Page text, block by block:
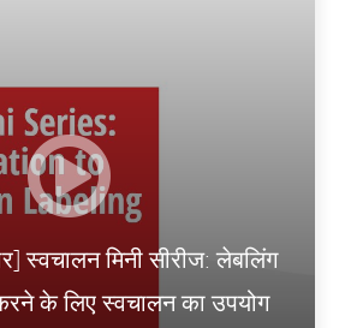
स्वचालन मिनी सीरीज: लेबलिंग
के लिए स्वचालन का उपयोग